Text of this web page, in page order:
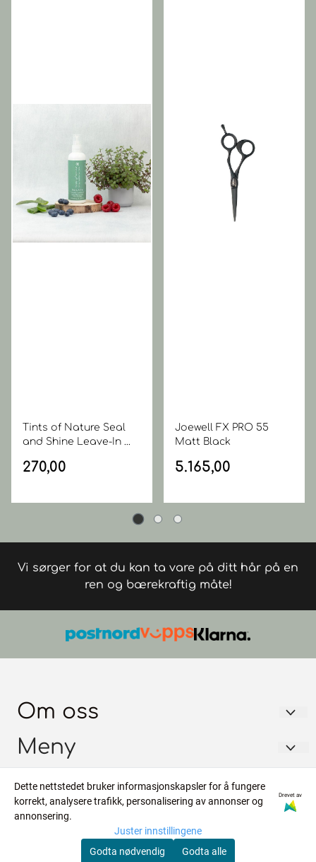
Tints of Nature Seal
and Shine Leave-In ...
270,00
Joewell FX PRO 55
Matt Black
5.165,00
Vi sørger for at du kan ta vare på ditt hår på en
ren og bærekraftig måte!
Om oss
FRISØRGROSSISTEN AS
2068 JESSHEIM
Org. nr. 964555400
45865479
Meny
Personvern
Salgsbetingelser
Info
Forsendelse
Nyhetsbrev
Registrer deg for å motta nyheter og tilbud!
Dette nettstedet bruker informasjonskapsler for å fungere
korrekt, analysere trafikk, personalisering av annonser og
annonsering.
Drevet av
Juster innstillingene
Godta nødvendig
Godta alle